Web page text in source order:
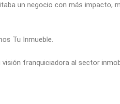
un negocio con más impacto,
Tu Inmueble.
franquiciadora al sector